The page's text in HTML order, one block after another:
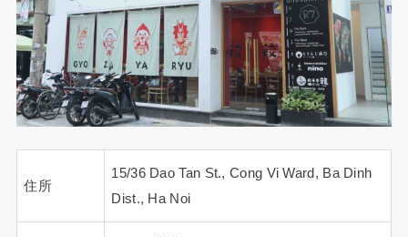
住所
15/36 Dao Tan St., Cong Vi Ward, Ba Dinh
Dist., Ha Noi